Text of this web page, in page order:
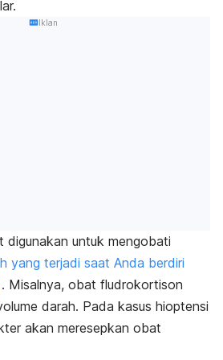
Iklan
digunakan untuk mengobati
yang terjadi saat Anda berdiri
Misalnya, obat fludrokortison
darah. Pada kasus hioptensi
akan meresepkan obat